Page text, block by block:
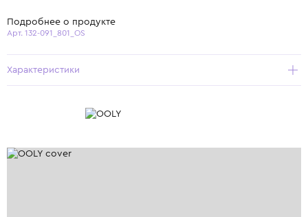
Подробнее о продукте
Арт. 132-091_801_OS
Характеристики